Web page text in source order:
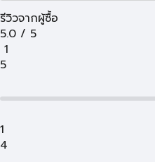
รีวิวจากผู้ซื้อ
5.0 / 5
1
5
1
4